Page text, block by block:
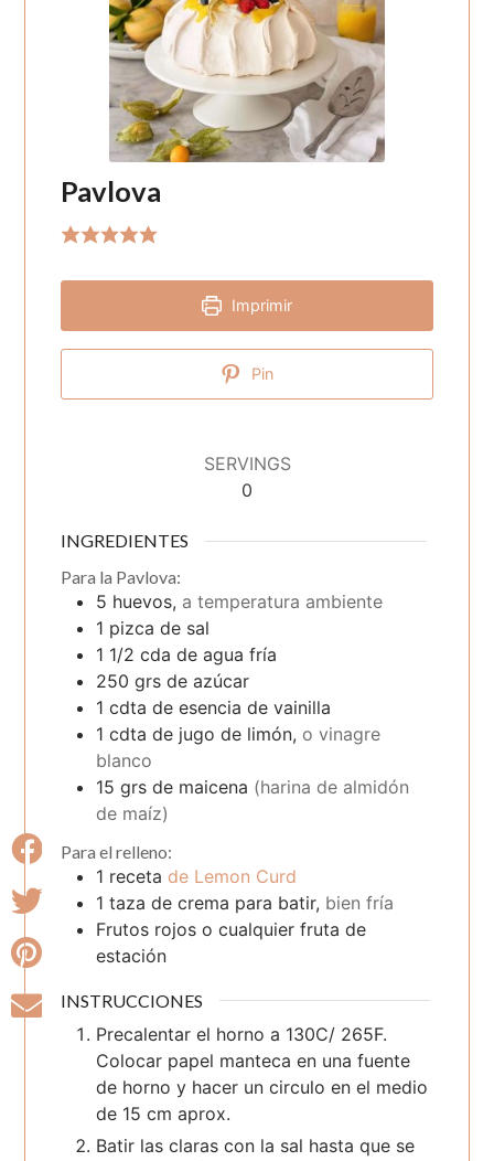
Pavlova
Imprimir
Pin
SERVINGS
0
INGREDIENTES
Para la Pavlova:
5 huevos, a temperatura ambiente
1 pizca de sal
1 1/2 cda de agua fría
250 grs de azúcar
1 cdta de esencia de vainilla
1 cdta de jugo de limón, o vinagre
blanco
15 grsde maicena (harina de almidón
de maíz)
Para el relleno:
1 receta de Lemon Curd
1 taza de crema para batir, bien fría
Frutos rojos o cualquier fruta de
estación
INSTRUCCIONES
Precalentar el horno a 130C/ 265F.
Colocar papel manteca en una fuente
de horno y hacer un circulo en el medio
de 15 cm aprox.
Batir las claras con la sal hasta que se